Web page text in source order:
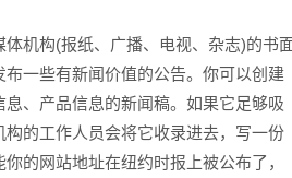
机构(报纸、广播、电视、杂志)的书
布一些有新闻价值的公告。你可以创建
、产品信息的新闻稿。如果它足够吸
构的工作人员会将它收录进去，写一份
的网站地址在纽约时报上被公布了，